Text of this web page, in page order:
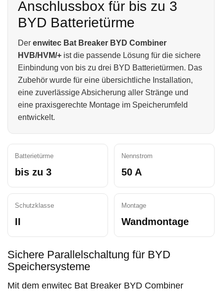
Anschlussbox für bis zu 3
BYD Batterietürme
Der enwitec Bat Breaker BYD Combiner
HVB/HVM/+ ist die passende Lösung für die sichere
Einbindung von bis zu drei BYD Batterietürmen. Das
Zubehör wurde für eine übersichtliche Installation,
eine zuverlässige Absicherung aller Stränge und
eine praxisgerechte Montage im Speicherumfeld
entwickelt.
Batterietürme
bis zu 3
Nennstrom
50 A
Schutzklasse
II
Montage
Wandmontage
Sichere Parallelschaltung für BYD
Speichersysteme
Mit dem enwitec Bat Breaker BYD Combiner